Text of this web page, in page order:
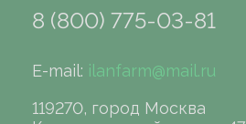
8 (800) 775-03-81
E-mail: ilanfarm@mail.ru
119270, город Москва